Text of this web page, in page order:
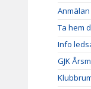
Ta hem
Info
GJK